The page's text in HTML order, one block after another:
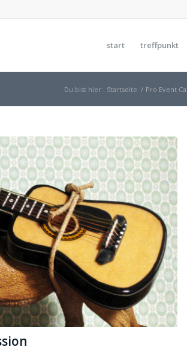
start treffpunkt
Du bist hier: Startseite / Pro Event